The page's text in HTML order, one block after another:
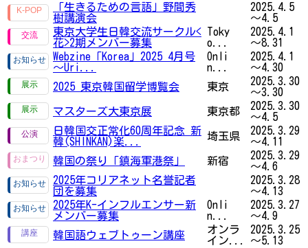
「生きるための言語」野間秀
樹講演会
2025.4.5
～4.5
東京大学生日韓交流サークル<
花>2期メンバー募集
Toky
o...
2025.4.1
～8.31
Webzine「Korea」2025 4月号
～Uri...
Onli
n...
2025.4.1
～4.30
2025 東京韓国留学博覧会
東京
2025.3.30
～3.30
マスターズ大東京展
東京都
2025.3.30
～4.5
日韓国交正常化60周年記念 新
韓(SHINKAN)楽...
埼玉県
2025.3.29
～4.11
韓国の祭り「鎮海軍港祭」
新宿
2025.3.29
～4.6
2025年コリアネット名誉記者
団を募集
2025.3.28
～4.13
2025年K-インフルエンサー新
メンバー募集
Onli
n...
2025.3.27
～4.9
韓国語ウェブトゥーン講座
オンラ
イン...
2025.3.25
～5.13